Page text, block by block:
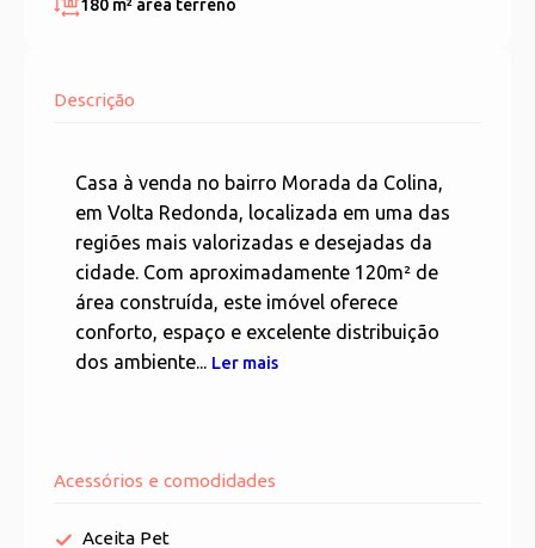
180 m² área terreno
Descrição
Casa à venda no bairro Morada da Colina,
em Volta Redonda, localizada em uma das
regiões mais valorizadas e desejadas da
cidade. Com aproximadamente 120m² de
área construída, este imóvel oferece
conforto, espaço e excelente distribuição
dos ambiente... Ler mais
Acessórios e comodidades
Aceita Pet